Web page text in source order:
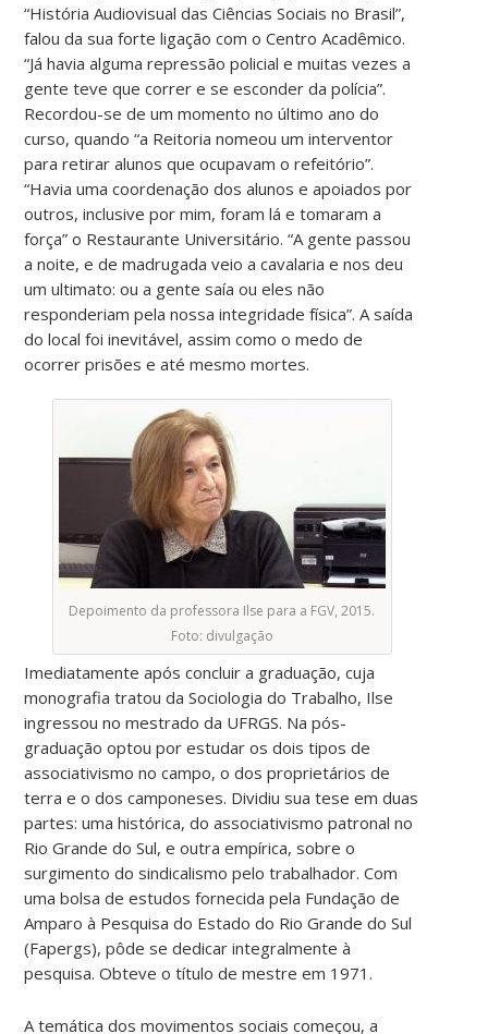
“História Audiovisual das Ciências Sociais no Brasil”,
falou da sua forte ligação com o Centro Acadêmico.
“Já havia alguma repressão policial e muitas vezes a
gente teve que correr e se esconder da polícia”.
Recordou-se de um momento no último ano do
curso, quando “a Reitoria nomeou um interventor
para retirar alunos que ocupavam o refeitório”.
“Havia uma coordenação dos alunos e apoiados por
outros, inclusive por mim, foram lá e tomaram a
força” o Restaurante Universitário. “A gente passou
a noite, e de madrugada veio a cavalaria e nos deu
um ultimato: ou a gente saía ou eles não
responderiam pela nossa integridade física”. A saída
do local foi inevitável, assim como o medo de
ocorrer prisões e até mesmo mortes.
Depoimento da professora Ilse para a FGV, 2015.
Foto: divulgação
Imediatamente após concluir a graduação, cuja
monografia tratou da Sociologia do Trabalho, Ilse
ingressou no mestrado da UFRGS. Na pós-
graduação optou por estudar os dois tipos de
associativismo no campo, o dos proprietários de
terra e o dos camponeses. Dividiu sua tese em duas
partes: uma histórica, do associativismo patronal no
Rio Grande do Sul, e outra empírica, sobre o
surgimento do sindicalismo pelo trabalhador. Com
uma bolsa de estudos fornecida pela Fundação de
Amparo à Pesquisa do Estado do Rio Grande do Sul
(Fapergs), pôde se dedicar integralmente à
pesquisa. Obteve o título de mestre em 1971.
A temática dos movimentos sociais começou, a